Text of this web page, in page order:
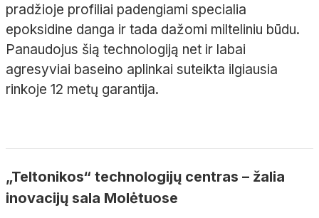
pradžioje profiliai padengiami specialia
epoksidine danga ir tada dažomi milteliniu būdu.
Panaudojus šią technologiją net ir labai
agresyviai baseino aplinkai suteikta ilgiausia
rinkoje 12 metų garantija.
„Teltonikos“ technologijų centras – žalia
inovacijų sala Molėtuose